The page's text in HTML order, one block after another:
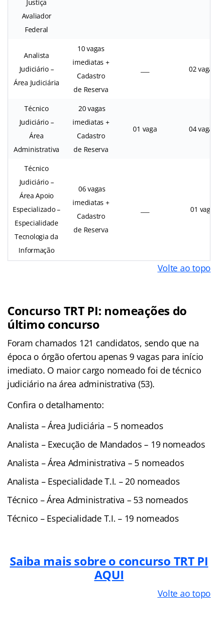
Justiça
Avaliador
Federal
Analista
Judiciário –
Área Judiciária
10 vagas
imediatas +
Cadastro
de Reserva
02 vagas
Técnico
Judiciário –
Área
Administrativa
20 vagas
imediatas +
Cadastro
de Reserva
01 vaga 04 vagas
Técnico
Judiciário –
Área Apoio
Especializado –
Especialidade
Tecnologia da
Informação
06 vagas
imediatas +
Cadastro
de Reserva
01 vaga
Volte ao topo
Concurso TRT PI: nomeações do
último concurso
Foram chamados 121 candidatos, sendo que na
época o órgão ofertou apenas 9 vagas para início
imediato. O maior cargo nomeado foi de técnico
judiciário na área administrativa (53).
Confira o detalhamento:
Analista – Área Judiciária – 5 nomeados
Analista – Execução de Mandados – 19 nomeados
Analista – Área Administrativa – 5 nomeados
Analista – Especialidade T.I. – 20 nomeados
Técnico – Área Administrativa – 53 nomeados
Técnico – Especialidade T.I. – 19 nomeados
Saiba mais sobre o concurso TRT PI
AQUI
Volte ao topo